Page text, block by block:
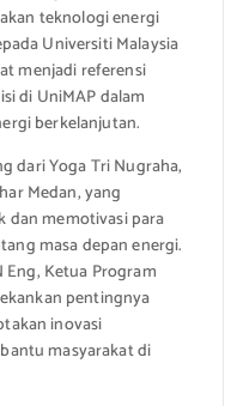
teknologi energi
Universiti Malaysia
menjadi referensi
di UniMAP dalam
berkelanjutan.
dari Yoga Tri Nugraha,
Medan, yang
dan memotivasi para
masa depan energi.
Eng, Ketua Program
pentingnya
inovasi
masyarakat di